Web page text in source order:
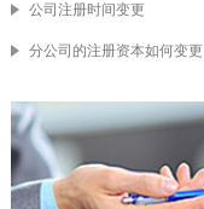
公司注册时间变更
分公司的注册资本如何变更